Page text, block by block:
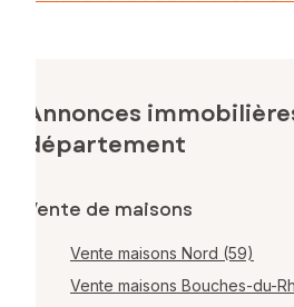
Annonces
département
Vente de maisons
Vente maisons Nord (59)
Vente maisons Bouches-du-